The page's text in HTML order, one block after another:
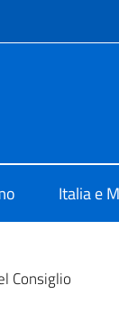
Italia e
Consiglio